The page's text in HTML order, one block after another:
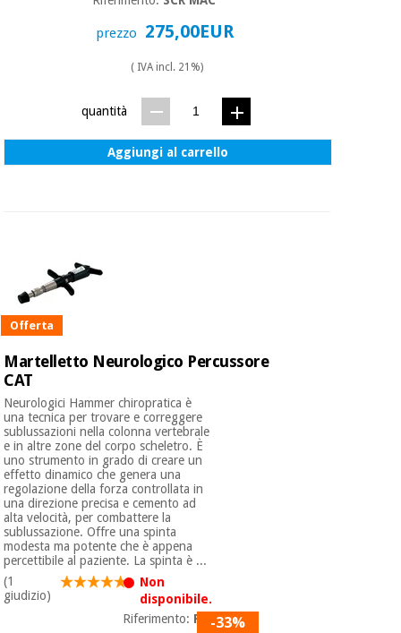
prezzo 275,00EUR
( IVA incl. 21%)
quantità
Aggiungi al carrello
Offerta
Martelletto Neurologico Percussore
CAT
Neurologici Hammer chiropratica è
una tecnica per trovare e correggere
sublussazioni nella colonna vertebrale
e in altre zone del corpo scheletro. È
uno strumento in grado di creare un
effetto dinamico che genera una
regolazione della forza controllata in
una direzione precisa e cemento ad
alta velocità, per combattere la
sublussazione. Offre una spinta
modesta ma potente che è appena
percettibile al paziente. La spinta è ...
(1
giudizio)
Non
disponibile.
Riferimento: PK1-33%